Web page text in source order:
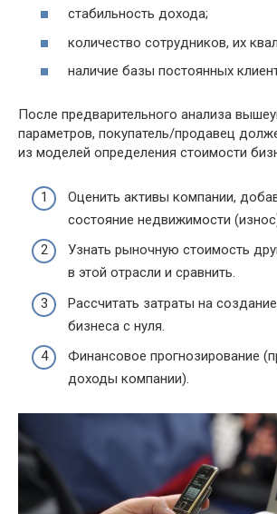
стабильность дохода;
количество сотрудников, их
наличие базы постоянных
После предварительного анализа
параметров, покупатель/продавец
из моделей определения стоимости
Оценить активы компании,
состояние недвижимости
Узнать рыночную стоимость
в этой отрасли и сравнить.
Рассчитать затраты на
бизнеса с нуля.
Финансовое прогнозирование
доходы компании).